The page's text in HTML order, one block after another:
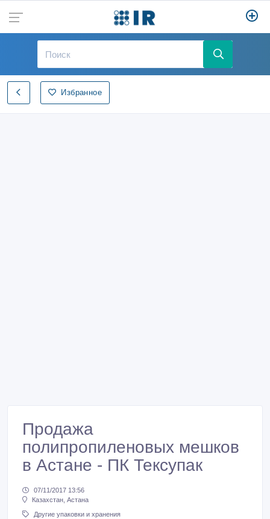
Избранное
Продажа
полипропиленовых мешков
в Астане - ПК Тексупак
07/11/2017 13:56
Казахстан, Астана
Другие упаковки и хранения